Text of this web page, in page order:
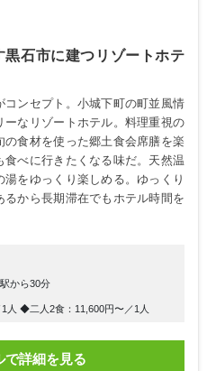
石市に建つリゾートホテ
コンセプト。小城下町の町並風情
なリゾートホテル。料理重視の
食材を使った郷土食会席膳を楽
べに行きたくなる味だ。天然温
をゆっくり楽しめる。ゆっくり
から長期滞在でもホテル時間を
から30分
人 ◆二人2食：11,600円〜／1人
で詳細を見る